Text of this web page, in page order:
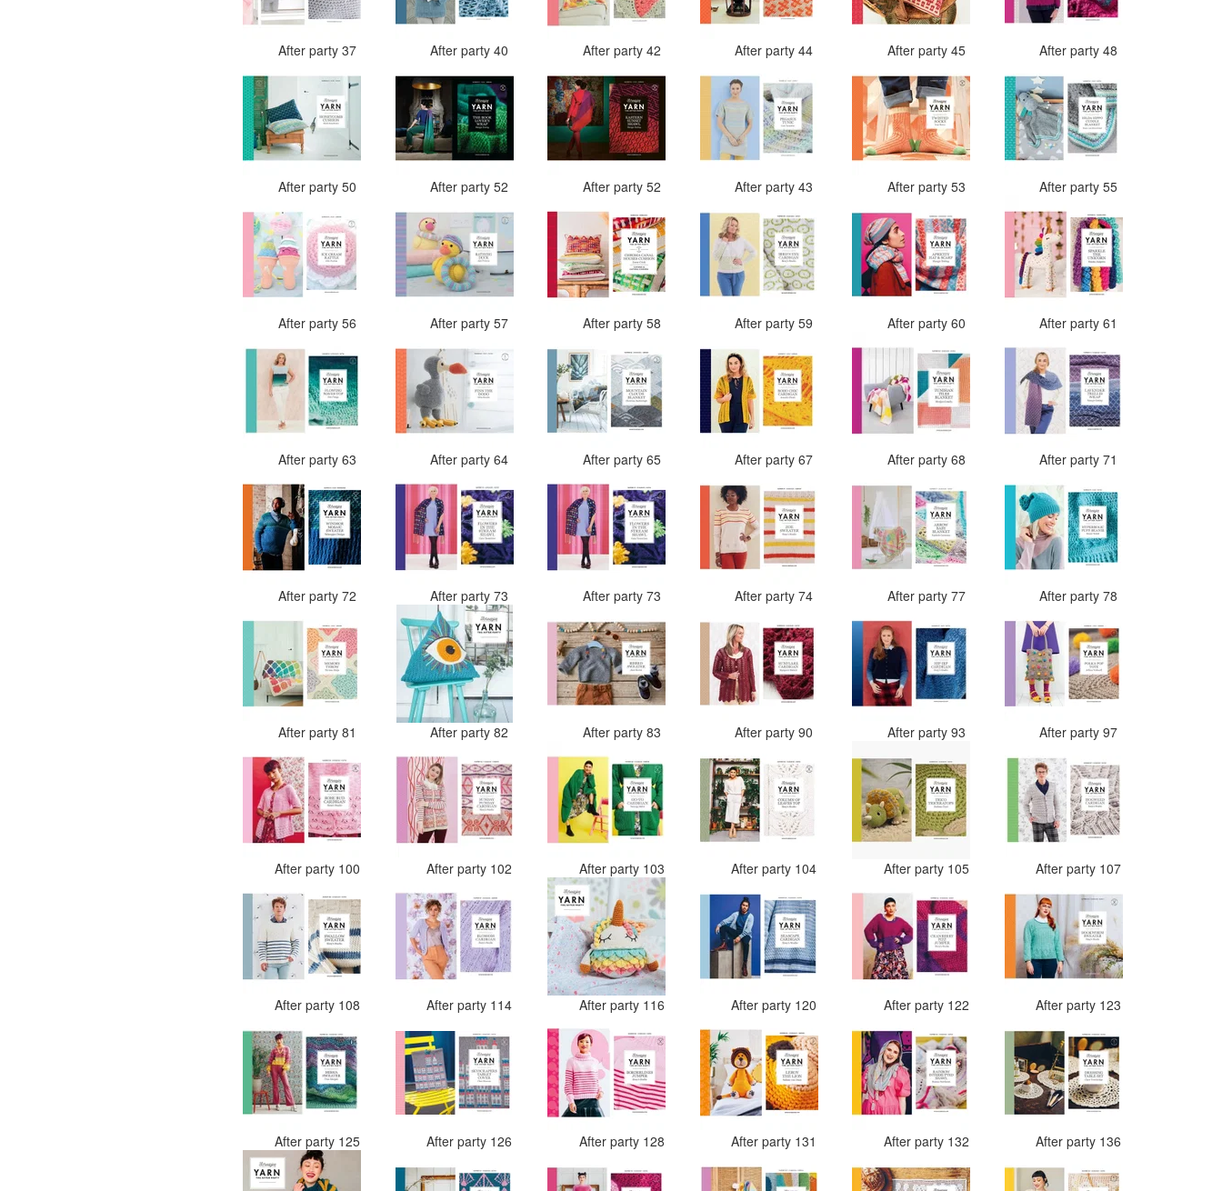
After party 37 After party 40 After party 42 After party 44 After party 45 After party 48
After party 50 After party 52 After party 52 After party 43 After party 53 After party 55
After party 56 After party 57 After party 58 After party 59 After party 60 After party 61
After party 63 After party 64 After party 65 After party 67 After party 68 After party 71
After party 72 After party 73 After party 73 After party 74 After party 77 After party 78
After party 81 After party 82 After party 83 After party 90 After party 93 After party 97
After party 100 After party 102 After party 103 After party 104 After party 105 After party 107
After party 108 After party 114 After party 116 After party 120 After party 122 After party 123
After party 125 After party 126 After party 128 After party 131 After party 132 After party 136